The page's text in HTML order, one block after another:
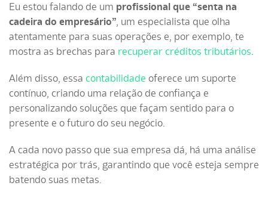
Eu estou falando de um profissional que “senta na
cadeira do empresário”, um especialista que olha
atentamente para suas operações e, por exemplo, te
mostra as brechas para recuperar créditos tributários.
Além disso, essa contabilidade oferece um suporte
contínuo, criando uma relação de confiança e
personalizando soluções que façam sentido para o
presente e o futuro do seu negócio.
A cada novo passo que sua empresa dá, há uma análise
estratégica por trás, garantindo que você esteja sempre
batendo suas metas.